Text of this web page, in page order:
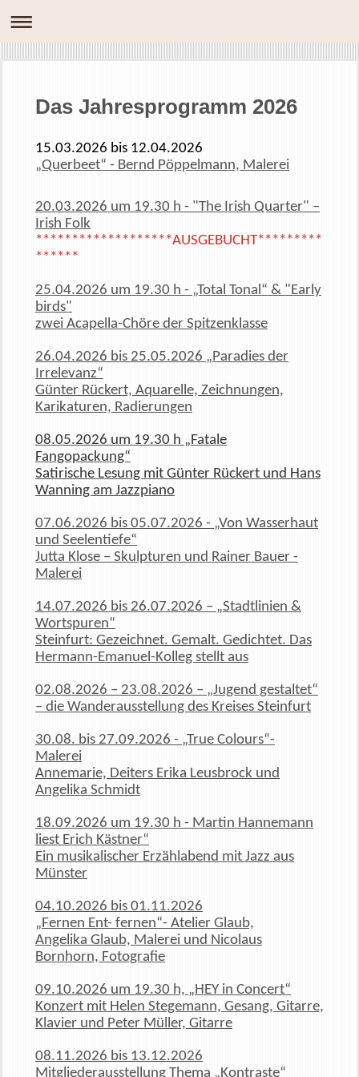
Das Jahresprogramm 2026
15.03.2026 bis 12.04.2026
„Querbeet“ - Bernd Pöppelmann, Malerei
20.03.2026 um 19.30 h - "The Irish Quarter" –
Irish Folk
*******************AUSGEBUCHT*********
******
25.04.2026 um 19.30 h - „Total Tonal“ & "Early
birds"
zwei Acapella-Chöre der Spitzenklasse
26.04.2026 bis 25.05.2026 „Paradies der
Irrelevanz“
Günter Rückert, Aquarelle, Zeichnungen,
Karikaturen, Radierungen
08.05.2026 um 19.30 h „Fatale
Fangopackung“
Satirische Lesung mit Günter Rückert und Hans
Wanning am Jazzpiano
07.06.2026 bis 05.07.2026 - „Von Wasserhaut
und Seelentiefe“
Jutta Klose – Skulpturen und Rainer Bauer -
Malerei
14.07.2026 bis 26.07.2026 – „Stadtlinien &
Wortspuren“
Steinfurt: Gezeichnet. Gemalt. Gedichtet. Das
Hermann-Emanuel-Kolleg stellt aus
02.08.2026 – 23.08.2026 – „Jugend gestaltet“
– die Wanderausstellung des Kreises Steinfurt
30.08. bis 27.09.2026 - „True Colours“-
Malerei
Annemarie, Deiters Erika Leusbrock und
Angelika Schmidt
18.09.2026 um 19.30 h - Martin Hannemann
liest Erich Kästner“
Ein musikalischer Erzählabend mit Jazz aus
Münster
04.10.2026 bis 01.11.2026
„Fernen Ent- fernen“- Atelier Glaub,
Angelika Glaub, Malerei und Nicolaus
Bornhorn, Fotografie
09.10.2026 um 19.30 h, „HEY in Concert“
Konzert mit Helen Stegemann, Gesang, Gitarre,
Klavier und Peter Müller, Gitarre
08.11.2026 bis 13.12.2026
Mitgliederausstellung Thema „Kontraste“